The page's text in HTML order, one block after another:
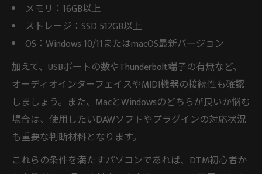
メモリ：16GB以上
ストレージ：SSD 512GB以上
OS：Windows 10/11またはmacOS最新バージョン
加えて、USBポートの数やThunderbolt端子の有無など、
オーディオインターフェイスやMIDI機器の接続性も確認
しましょう。また、MacとWindowsのどちらが良いか悩む
場合は、使用したいDAWソフトやプラグインの対応状況
も重要な判断材料となります。
これらの条件を満たすパソコンであれば、DTM初心者か